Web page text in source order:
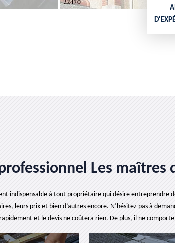
Les
indispensable à tout propriétaire qui désire
leurs prix et bien d’autres encore. N’hésitez pas à
et le devis ne coûtera rien. De plus, il ne